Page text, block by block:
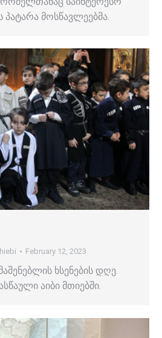
პატარა მოსწავლეებმა.
February 12, 2023
ხსენების დღე.
აიბი მთიებში.